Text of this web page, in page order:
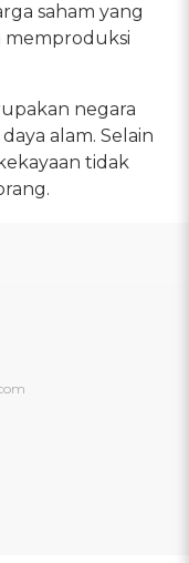
saham yang
memproduksi
negara
alam. Selain
tidak